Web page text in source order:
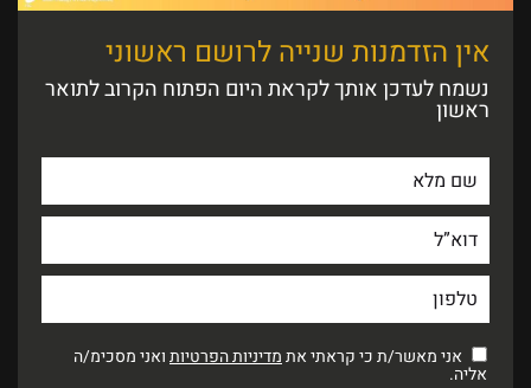
אין הזדמנות שנייה לרושם ראשוני
נשמח לעדכן אותך לקראת היום הפתוח הקרוב לתואר
ראשון
אני מאשר/ת כי קראתי את מדיניות הפרטיות ואני מסכימ/ה
אליה.